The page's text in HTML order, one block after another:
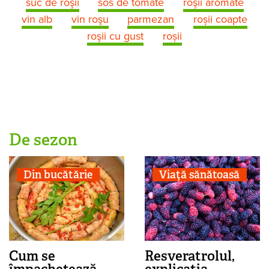
vin alb
vin roşu parmezan
roșii coapte
roşii cu gust
roșii
De sezon
Din bucătărie
Cum se
Viaţă sănătoasă
Resveratrolul,